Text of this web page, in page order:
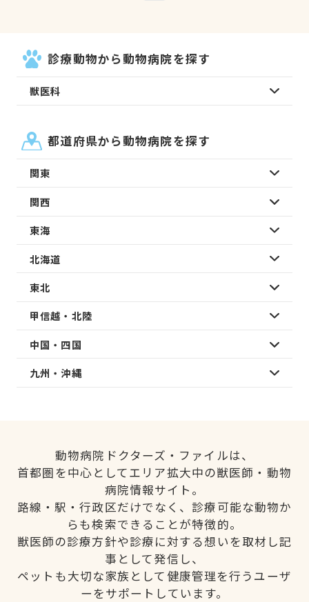
診療動物から動物病院を探す
獣医科
都道府県から動物病院を探す
関東
関西
東海
北海道
東北
甲信越・北陸
中国・四国
九州・沖縄
動物病院ドクターズ・ファイルは、
首都圏を中心としてエリア拡大中の獣医師・動物
病院情報サイト。
路線・駅・行政区だけでなく、診療可能な動物か
らも検索できることが特徴的。
獣医師の診療方針や診療に対する想いを取材し記
事として発信し、
ペットも大切な家族として健康管理を行うユーザ
ーをサポートしています。